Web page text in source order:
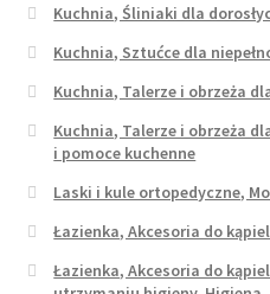
Kuchnia, Śliniaki dla
Kuchnia, Sztućce dla
Kuchnia, Talerze i obrzeża
Kuchnia, Talerze i obrzeża
i pomoce kuchenne
Laski i kule ortopedyczne,
Łazienka, Akcesoria do
Łazienka, Akcesoria do